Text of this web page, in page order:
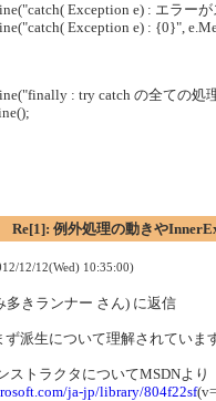
Exception e) : エラー
Exception e) : {0}",
: try catch の全ての処
Re[1]: 例外処理の動きや
12/12(Wed) 10:35:00)
多きランナー さん) に返信
ず派生について理解されていま
ストラクタについてMSDNより
ja-jp/library/804f22sf